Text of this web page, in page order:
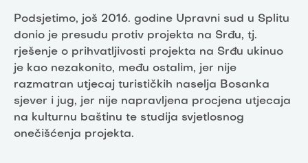
Podsjetimo, još 2016. godine Upravni sud u Splitu
donio je presudu protiv projekta na Srđu, tj.
rješenje o prihvatljivosti projekta na Srđu ukinuo
je kao nezakonito, među ostalim, jer nije
razmatran utjecaj turističkih naselja Bosanka
sjever i jug, jer nije napravljena procjena utjecaja
na kulturnu baštinu te studija svjetlosnog
onečišćenja projekta.